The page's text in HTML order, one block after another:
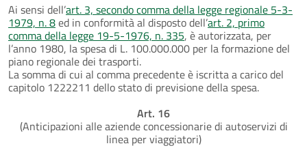
Ai sensi dell’art. 3, secondo comma della legge regionale 5-3-
1979, n. 8ed in conformità al disposto dell’art. 2, primo
comma della legge 19-5-1976, n. 335, è autorizzata, per
l’anno 1980, la spesa di L. 100.000.000 per la formazione del
piano regionale dei trasporti.
La somma di cui al comma precedente è iscritta a carico del
capitolo 1222211 dello stato di previsione della spesa.
Art. 16
(Anticipazioni alle aziende concessionarie di autoservizi di
linea per viaggiatori)